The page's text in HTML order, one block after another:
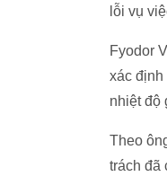
lỗi vụ
Fyodor
xác
nhiệt độ
Theo
trách đã